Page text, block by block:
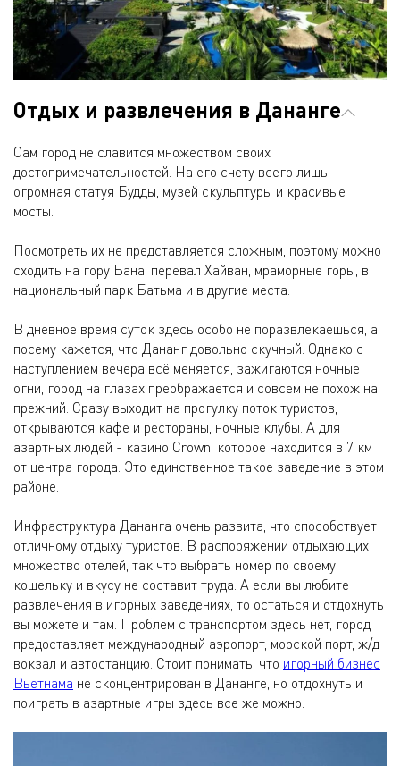
Отдых и развлечения в Дананге
Сам город не славится множеством своих
достопримечательностей. На его счету всего лишь
огромная статуя Будды, музей скульптуры и красивые
мосты.
Посмотреть их не представляется сложным, поэтому можно
сходить на гору Бана, перевал Хайван, мраморные горы, в
национальный парк Батьма и в другие места.
В дневное время суток здесь особо не поразвлекаешься, а
посему кажется, что Дананг довольно скучный. Однако с
наступлением вечера всё меняется, зажигаются ночные
огни, город на глазах преображается и совсем не похож на
прежний. Сразу выходит на прогулку поток туристов,
открываются кафе и рестораны, ночные клубы. А для
азартных людей - казино Crown, которое находится в 7 км
от центра города. Это единственное такое заведение в этом
районе.
Инфраструктура Дананга очень развита, что способствует
отличному отдыху туристов. В распоряжении отдыхающих
множество отелей, так что выбрать номер по своему
кошельку и вкусу не составит труда. А если вы любите
развлечения в игорных заведениях, то остаться и отдохнуть
вы можете и там. Проблем с транспортом здесь нет, город
предоставляет международный аэропорт, морской порт, ж/д
вокзал и автостанцию. Стоит понимать, что игорный бизнес
Вьетнама не сконцентрирован в Дананге, но отдохнуть и
поиграть в азартные игры здесь все же можно.